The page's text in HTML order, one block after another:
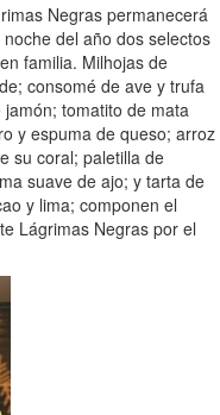
Negras permanecerá
del año dos selectos
familia. Milhojas de
consomé de ave y trufa
tomatito de mata
y espuma de queso; arroz
su coral; paletilla de
suave de ajo; y tarta de
y lima; componen el
Lágrimas Negras por el